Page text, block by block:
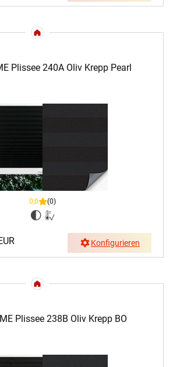
Plissee 240A Oliv Krepp Pearl
0,0 (0)
Konfigurieren
Plissee 238B Oliv Krepp BO